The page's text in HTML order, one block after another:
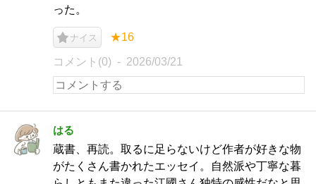
った。
ナイス ★16
コメント(0) 2026/03/21
はる
蔵書、再読。取るに足らないけど作者が好きな物
がたくさん書かれたエッセイ。自然派や丁寧な暮